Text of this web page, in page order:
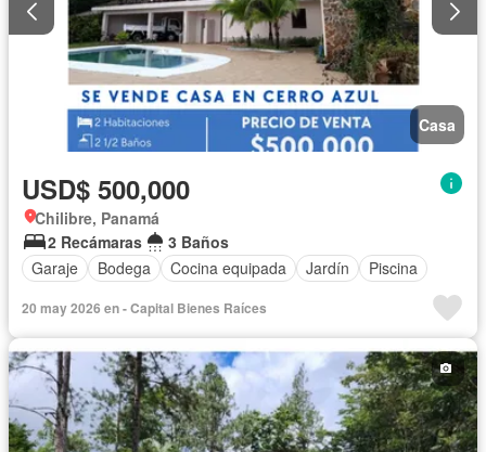
Casa
USD$ 500,000
Chilibre, Panamá
2 Recámaras
3 Baños
Garaje
Bodega Cocina equipada Jardín Piscina
20 may 2026 en - Capital Bienes Raíces